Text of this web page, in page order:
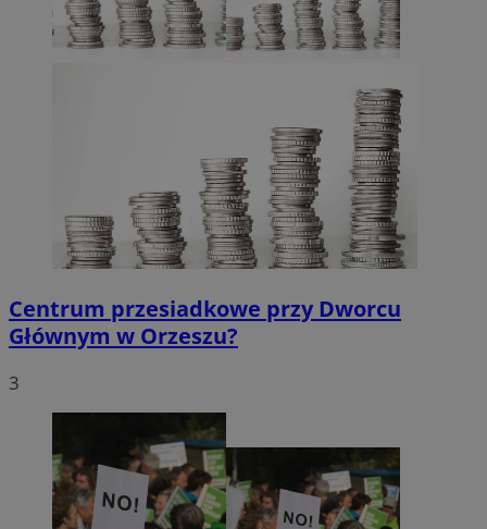
Centrum przesiadkowe przy Dworcu
Głównym w Orzeszu?
3